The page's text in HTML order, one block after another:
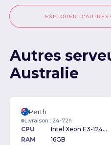
EXPLORER D'AUTRES
Autres
Australie
Perth
Livraison : 24-72h
CPU
Intel Xeon E3-1240v5 3.50GHz
RAM
16GB